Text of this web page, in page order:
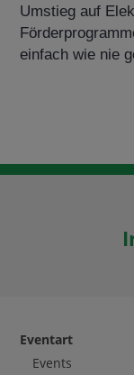
Umstieg auf
einfach wie nie
Eventart
Events